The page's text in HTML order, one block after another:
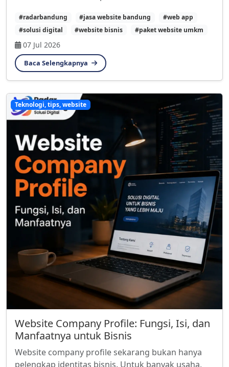
#radarbandung #jasa website bandung
#web app
#solusi digital
#website bisnis #paket website umkm
07 Jul 2026
Baca Selengkapnya
Teknologi, tips, website
Website Company Profile: Fungsi, Isi, dan
Manfaatnya untuk Bisnis
Website company profile sekarang bukan hanya
pelengkap identitas bisnis. Untuk banyak usaha,